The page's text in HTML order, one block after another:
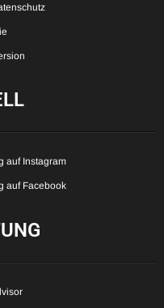
auf Instagram
auf Facebook